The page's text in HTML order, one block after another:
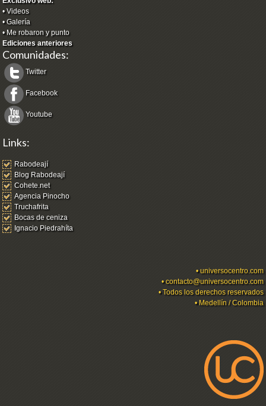
•Videos
•Galería
• Me robaron y punto
Ediciones anteriores
Comunidades:
Twitter
Facebook
Youtube
Links:
Rabodeají
Blog Rabodeají
Cohete.net
Agencia Pinocho
Truchafrita
Bocas de ceniza
Ignacio Piedrahíta
•universocentro.com
•contacto@universocentro.com
• Todos los derechos reservados
• Medellín / Colombia